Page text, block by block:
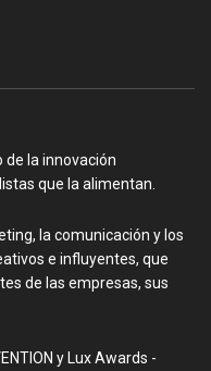
de la innovación
que la alimentan.
la comunicación y los
e influyentes, que
de las empresas, sus
y Lux Awards -